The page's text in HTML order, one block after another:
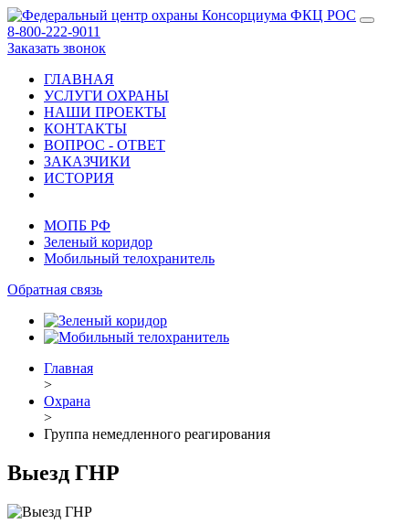
8-800-222-9011
Заказать звонок
ГЛАВНАЯ
УСЛУГИ ОХРАНЫ
НАШИ ПРОЕКТЫ
КОНТАКТЫ
ВОПРОС - ОТВЕТ
ЗАКАЗЧИКИ
ИСТОРИЯ
МОПБ РФ
Зеленый коридор
Мобильный телохранитель
Обратная связь
Главная
>
Охрана
>
Группа немедленного реагирования
Выезд ГНР